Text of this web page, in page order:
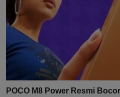
POCO M8 Power Resmi